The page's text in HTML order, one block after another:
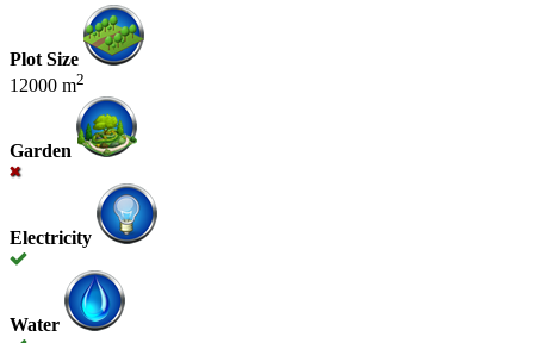
Plot Size
12000 m2
Garden
Electricity
Water